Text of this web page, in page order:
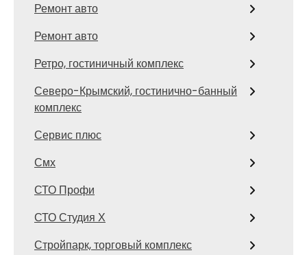
Ремонт авто
Ремонт авто
Ретро, гостиничный комплекс
Северо-Крымский, гостинично-банный
комплекс
Сервис плюс
Смх
СТО Профи
СТО Студия Х
Стройпарк, торговый комплекс